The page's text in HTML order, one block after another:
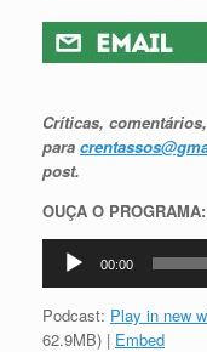
Críticas,
para
post.
OUÇA O PROGRAMA:
Tocador
00:00
Podcast: Play in new
62.9MB) | Embed